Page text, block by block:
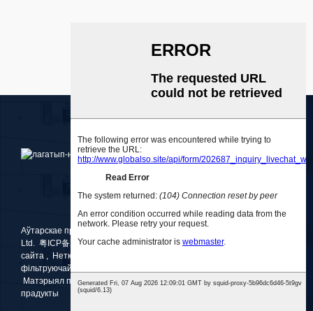
Аўтарскае права © 2010-2025 Medlong (Guangzhou) Holdings Co.,
Ltd. 粤ICP备2021096675号-1 Рэкамендаваныя тавары
сайта , Нетканы
фільтруючай мембраны
Матэрыял паветранага фільтра , расплавлены выдзіманы , Усе
прадукты